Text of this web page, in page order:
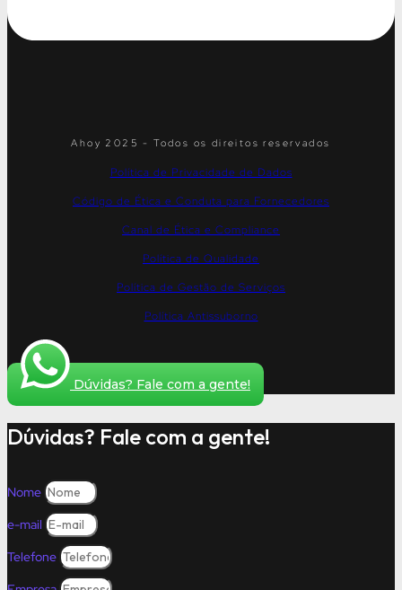
Ahoy 2025 - Todos os direitos reservados
Política de Privacidade de Dados
Código de Ética e Conduta para Fornecedores
Canal de Ética e Compliance
Política de Qualidade
Política de Gestão de Serviços
Política Antissuborno
Dúvidas? Fale com a gente!
Dúvidas? Fale com a gente!
Nome
e-mail
Telefone